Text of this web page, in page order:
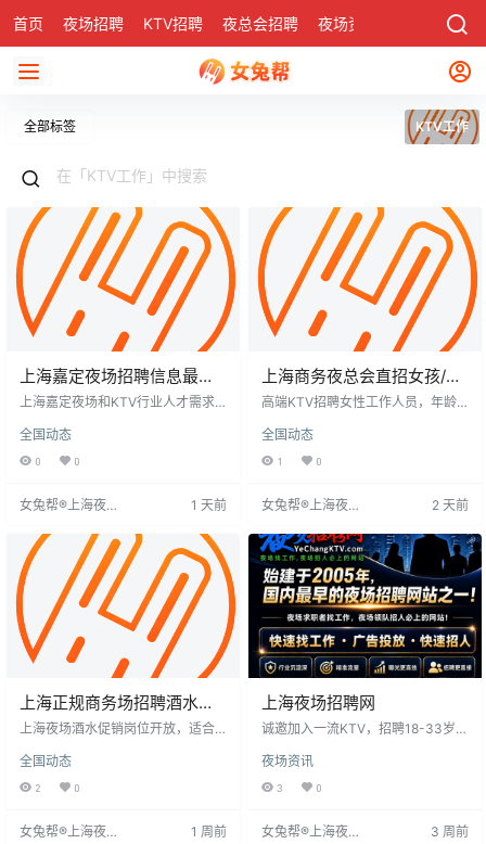
首页 夜场招聘 KTV招聘 夜总会招聘 夜场资讯 社区
全部标签 KTV工作
上海嘉定夜场招聘信息最新
招聘
上海嘉定夜场和KTV行业人才需求
女性为主，年龄18-30岁，身高155
厘米以上，形象气质佳，无不良嗜
款。求职者应选择正规单位，通过
全国动态
0 0
女兔帮®上海夜场
1 天前
上海商务夜总会直招女孩/无
费用客源多
高端KTV招聘女性工作人员，年龄1
歌促销酒水、包厢服务及整洁维
护，工资日结15-20元并包住宿。工
资源，尤其在上海等一线城市需求
力强，部分场所提供培训。求职者
需准备简历了解流程，注意信息
全国动态
1 0
女兔帮®上海夜场
2 天前
上海正规商务场招聘酒水促
销
上海夜场酒水促销岗位开放，适合
注重沟通能力和服务意识，无经验
者亦可。主要职责为酒水推销、顾
客服务。岗位包括促销员、服务员
求为年龄18-35岁，身体健康，性格
全国动态
2 0
女兔帮®上海夜场
1 周前
上海夜场招聘网
诚邀加入一流KTV，招聘18-33岁形
招。全程报销路费、食宿，包上
班，无押金、管理费、服装费。工
作环境高端，客户素质高，提供带
夜场机遇高收入，是奋斗者的选
夜场资讯
3 0
女兔帮®上海夜场
3 周前